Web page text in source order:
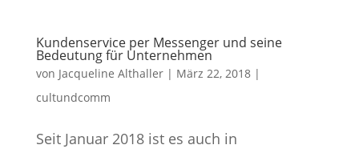
Kundenservice per Messenger und seine
Bedeutung für Unternehmen
von Jacqueline Althaller| März 22, 2018|
cultundcomm
Seit Januar 2018 ist es auch in